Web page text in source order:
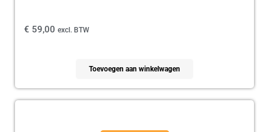
€ 59,00 excl. BTW
Toevoegen aan winkelwagen